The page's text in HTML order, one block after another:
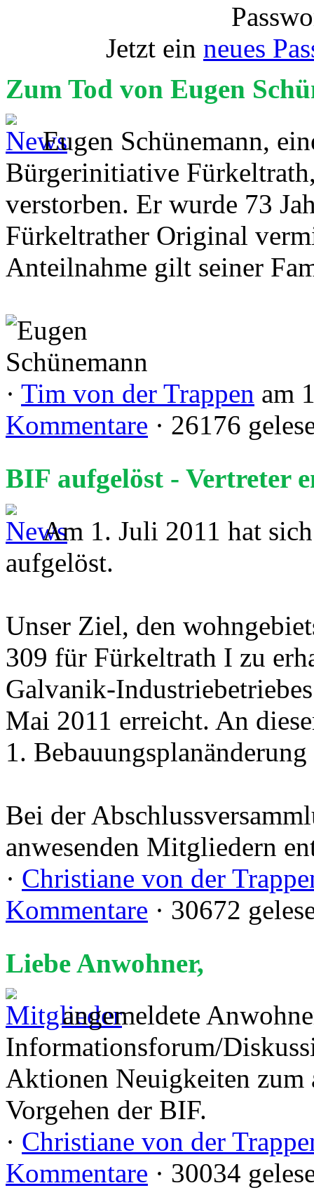
Jetzt ein neues
Zum Tod von Eugen
Eugen Schünemann,
Bürgerinitiative
verstorben. Er wurde 73
Fürkeltrather Original
Anteilnahme gilt seiner
· Tim von der Trappen am
Kommentare · 26176
BIF aufgelöst - Vertreter
Am 1. Juli 2011 hat
aufgelöst.
Unser Ziel, den
309 für Fürkeltrath I zu
Galvanik-
Mai 2011 erreicht. An
1.
Bei der
anwesenden Mitgliedern
· Christiane von der
Kommentare · 30672
Liebe Anwohner,
angemeldete
Informationsforum/
Aktionen Neuigkeiten zum
Vorgehen der BIF.
· Christiane von der
Kommentare · 30034